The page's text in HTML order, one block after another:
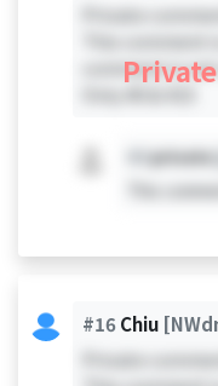
Private
This comment
comment is
Private
private
This
#16Chiu
Private